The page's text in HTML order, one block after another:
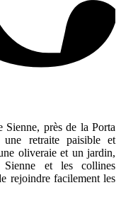
Sienne, près de la Porta
retraite paisible et
oliveraie et un jardin,
et les collines
rejoindre facilement les